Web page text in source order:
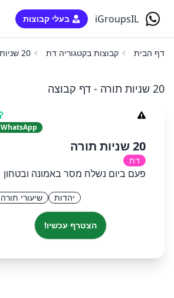
iGroupsIL בעלי קבוצות
דף הבית קבוצות בקטגוריה דת 20 שניות תורה
20 שניות תורה - דף קבוצה
WhatsApp
20 שניות תורה
דת
פעם ביום נשלח מסר באמונה ובטחון
יהדות שיעורי תורה
הצטרף עכשיו!